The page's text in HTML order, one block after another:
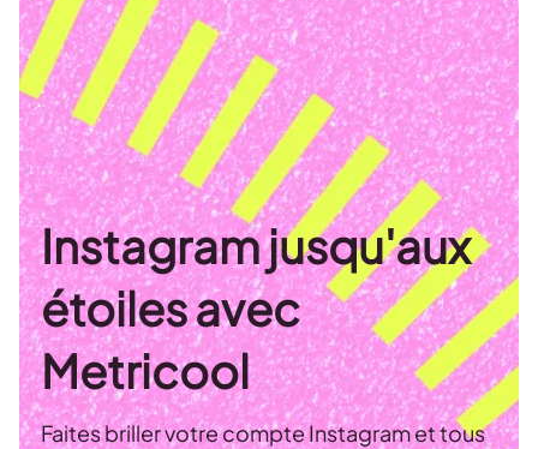
Instagram jusqu'aux
étoiles avec
Metricool
Faites briller votre compte Instagram et tous